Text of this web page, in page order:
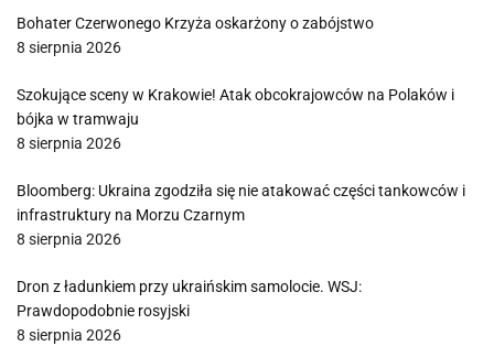
Bohater Czerwonego Krzyża oskarżony o zabójstwo
8 sierpnia 2026
Szokujące sceny w Krakowie! Atak obcokrajowców na Polaków i
bójka w tramwaju
8 sierpnia 2026
Bloomberg: Ukraina zgodziła się nie atakować części tankowców i
infrastruktury na Morzu Czarnym
8 sierpnia 2026
Dron z ładunkiem przy ukraińskim samolocie. WSJ:
Prawdopodobnie rosyjski
8 sierpnia 2026